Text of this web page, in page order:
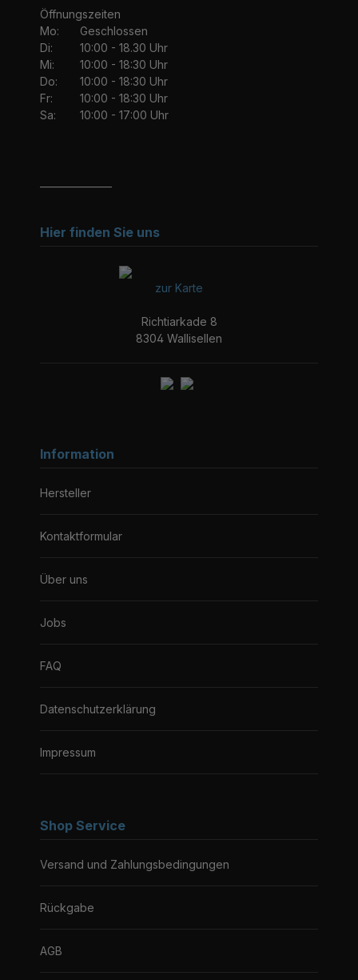
Öffnungszeiten
Mo:
Geschlossen
Di:
10:00 - 18.30 Uhr
Mi:
10:00 - 18:30 Uhr
Do:
10:00 - 18:30 Uhr
Fr:
10:00 - 18:30 Uhr
Sa:
10:00 - 17:00 Uhr
Hier finden Sie uns
zur Karte
Richtiarkade 8
8304 Wallisellen
Information
Hersteller
Kontaktformular
Über uns
Jobs
FAQ
Datenschutzerklärung
Impressum
Shop Service
Versand und Zahlungsbedingungen
Rückgabe
AGB